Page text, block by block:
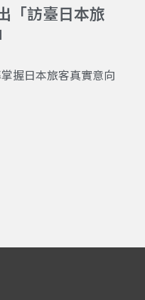
「訪臺日本旅
握日本旅客真實意向